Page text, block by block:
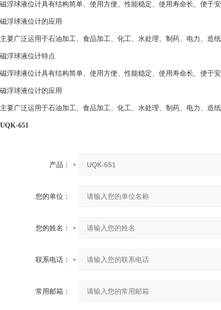
磁浮球液位计具有结构简单、使用方便、性能稳定、使用寿命长、便于
磁浮球液位计的应用
主要广泛运用于石油加工、食品加工、化工、水处理、制药、电力、造
磁浮球液位计特点
磁浮球液位计具有结构简单、使用方便、性能稳定、使用寿命长、便于
磁浮球液位计的应用
主要广泛运用于石油加工、食品加工、化工、水处理、制药、电力、造
UQK-651
产品：
您的单位：
您的姓名：
联系电话：
常用邮箱：